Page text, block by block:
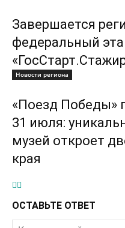
Завершается
федеральный
Новости региона
«Поезд Победы»
31 июля:
музей откроет
края
ОСТАВЬТЕ ОТВЕТ